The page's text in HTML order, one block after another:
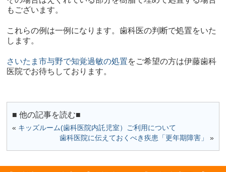
もございます。
これらの例は一例になります。歯科医の判断で処置をいた
します。
さいたま市与野で知覚過敏の処置をご希望の方は伊藤歯科
医院でお待ちしております。
■ 他の記事を読む■
« キッズルーム(歯科医院内託児室）ご利用について
歯科医院に伝えておくべき疾患「更年期障害」
»